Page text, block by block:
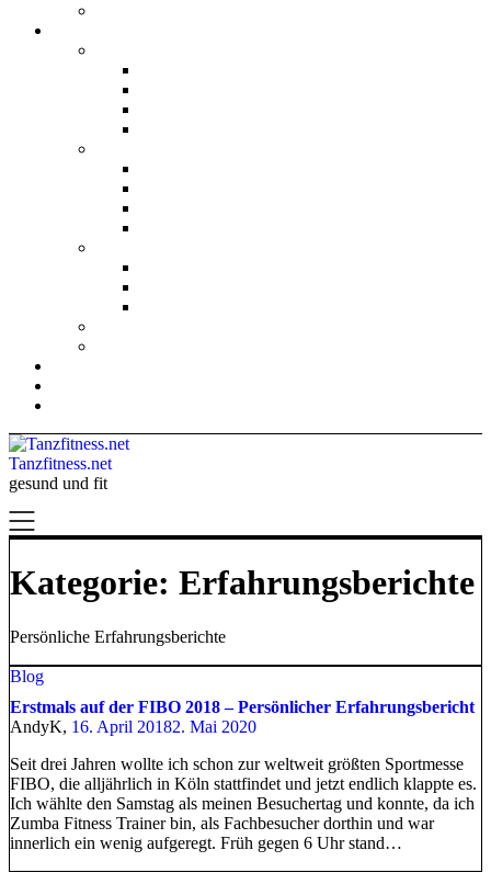
Tanzfitness.net
gesund und fit
Kategorie: Erfahrungsberichte
Persönliche Erfahrungsberichte
Blog
Erstmals auf der FIBO 2018 – Persönlicher Erfahrungsbericht
AndyK, 16. April 20182. Mai 2020
Seit drei Jahren wollte ich schon zur weltweit größten Sportmesse
FIBO, die alljährlich in Köln stattfindet und jetzt endlich klappte es.
Ich wählte den Samstag als meinen Besuchertag und konnte, da ich
Zumba Fitness Trainer bin, als Fachbesucher dorthin und war
innerlich ein wenig aufgeregt. Früh gegen 6 Uhr stand…